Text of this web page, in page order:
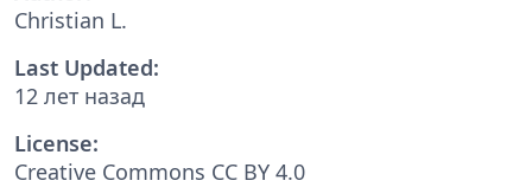
Christian L.
Last Updated:
12 лет назад
License:
Creative Commons CC BY 4.0